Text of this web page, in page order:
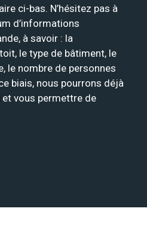
ci-bas. N’hésitez pas à
d’informations
à savoir : la
le type de bâtiment, le
le nombre de personnes
biais, nous pourrons déjà
vous permettre de